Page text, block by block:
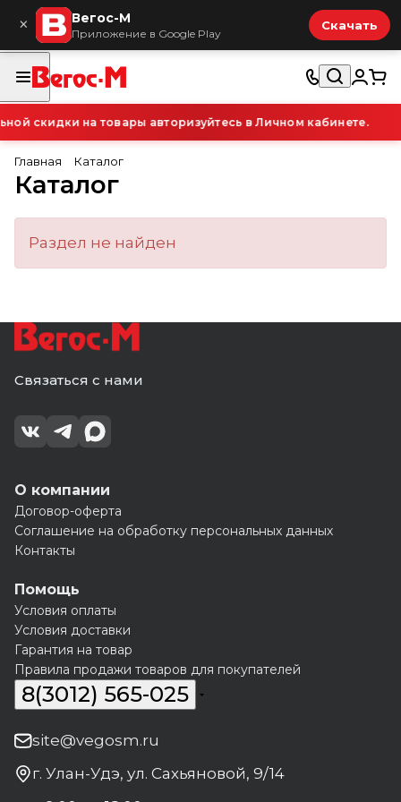
× Вегос-М
Приложение в Google Play
Скачать
скидки на товары авторизуйтесь в Личном кабинете.
Главная Каталог
Каталог
Раздел не найден
Связаться с нами
О компании
Договор-оферта
Соглашение на обработку персональных данных
Контакты
Помощь
Условия оплаты
Условия доставки
Гарантия на товар
Правила продажи товаров для покупателей
8(3012) 565-025
site@vegosm.ru
г. Улан-Удэ, ул. Сахьяновой, 9/14